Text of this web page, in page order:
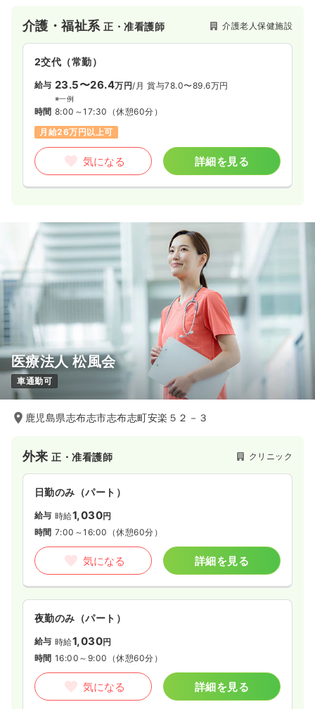
介護・福祉系正・准看護師 介護老人保健施設
2交代（常勤）
給与 23.5〜26.4万円/月 賞与78.0〜89.6万円
※一例
時間 8:00～17:30 （休憩60分）
月給26万円以上可
気になる 詳細を見る
医療法人 松風会
車通勤可
鹿児島県志布志市志布志町安楽５２－３
外来正・准看護師 クリニック
日勤のみ（パート）
給与 時給1,030円
時間 7:00～16:00 （休憩60分）
気になる 詳細を見る
夜勤のみ（パート）
給与 時給1,030円
時間 16:00～9:00 （休憩60分）
気になる 詳細を見る